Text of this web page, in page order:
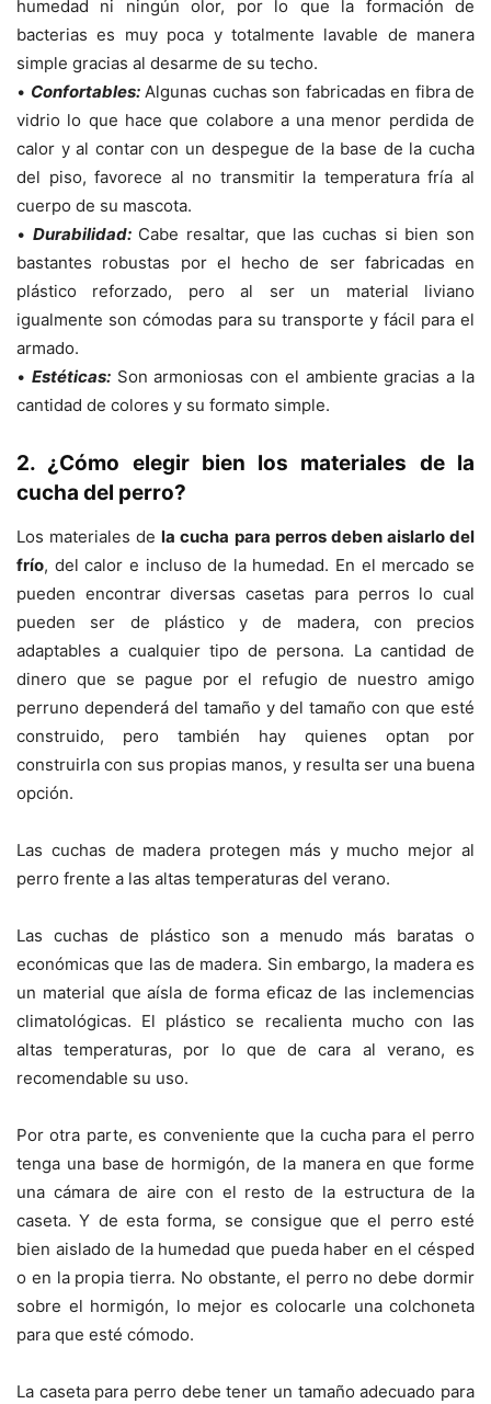
humedad ni ningún olor, por lo que la formación de
bacterias es muy poca y totalmente lavable de manera
simple gracias al desarme de su techo.
• Confortables:Algunas cuchas son fabricadas en fibra de
vidrio lo que hace que colabore a una menor perdida de
calor y al contar con un despegue de la base de la cucha
del piso, favorece al no transmitir la temperatura fría al
cuerpo de su mascota.
• Durabilidad:Cabe resaltar, que las cuchas si bien son
bastantes robustas por el hecho de ser fabricadas en
plástico reforzado, pero al ser un material liviano
igualmente son cómodas para su transporte y fácil para el
armado.
• Estéticas:Son armoniosas con el ambiente gracias a la
cantidad de colores y su formato simple.
2. ¿Cómo elegir bien los materiales de la
cucha del perro?
Los materiales dela cucha para perros deben aislarlo del
frío, del calor e incluso de la humedad. En el mercado se
pueden encontrar diversas casetas para perros lo cual
pueden ser de plástico y de madera, con precios
adaptables a cualquier tipo de persona. La cantidad de
dinero que se pague por el refugio de nuestro amigo
perruno dependerá del tamaño y del tamaño con que esté
construido, pero también hay quienes optan por
construirla con sus propias manos, y resulta ser una buena
opción.
Las cuchas de madera protegen más y mucho mejor al
perro frente a las altas temperaturas del verano.
Las cuchas de plástico son a menudo más baratas o
económicas que las de madera. Sin embargo, la madera es
un material que aísla de forma eficaz de las inclemencias
climatológicas. El plástico se recalienta mucho con las
altas temperaturas, por lo que de cara al verano, es
recomendable su uso.
Por otra parte, es conveniente que la cucha para el perro
tenga una base de hormigón, de la manera en que forme
una cámara de aire con el resto de la estructura de la
caseta. Y de esta forma, se consigue que el perro esté
bien aislado de la humedad que pueda haber en el césped
o en la propia tierra. No obstante, el perro no debe dormir
sobre el hormigón, lo mejor es colocarle una colchoneta
para que esté cómodo.
La caseta para perro debe tener un tamaño adecuado para